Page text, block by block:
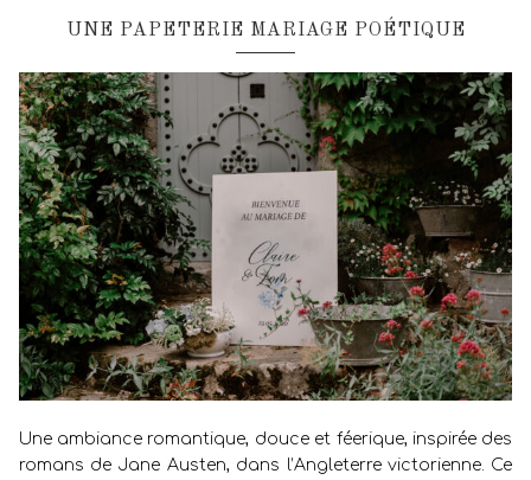
UNE PAPETERIE MARIAGE POÉTIQUE
Une ambiance romantique, douce et féerique, inspirée des
romans de Jane Austen, dans l’Angleterre victorienne. Ce